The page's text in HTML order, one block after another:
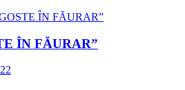
ÎN FĂURAR”